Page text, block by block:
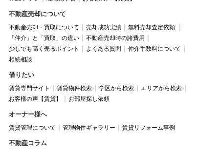
不動産売却について
不動産売却・買取について 売却成功実績
無料売却査定依頼
「仲介」と「買取」の違い
不動産売却時の諸費用
少しでも高く売るポイント
よくある質問
仲介手数料について
相続相談
借りたい
賃貸専門サイト 賃貸物件検索 学区から検索
エリアから検索
お客様の声【賃貸】
お部屋探し依頼
オーナー様へ
賃貸管理について 管理物件ギャラリー 賃貸リフォーム事例
不動産コラム